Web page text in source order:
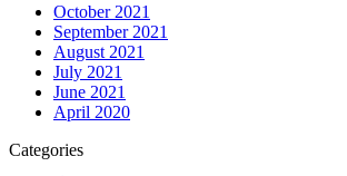
October 2021
September 2021
August 2021
July 2021
June 2021
April 2020
Categories